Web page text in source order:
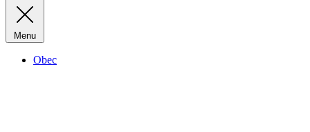
Menu
Obec